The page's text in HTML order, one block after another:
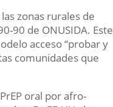
zonas rurales de
90 de ONUSIDA. Este
acceso “probar y
comunidades que
oral por afro-